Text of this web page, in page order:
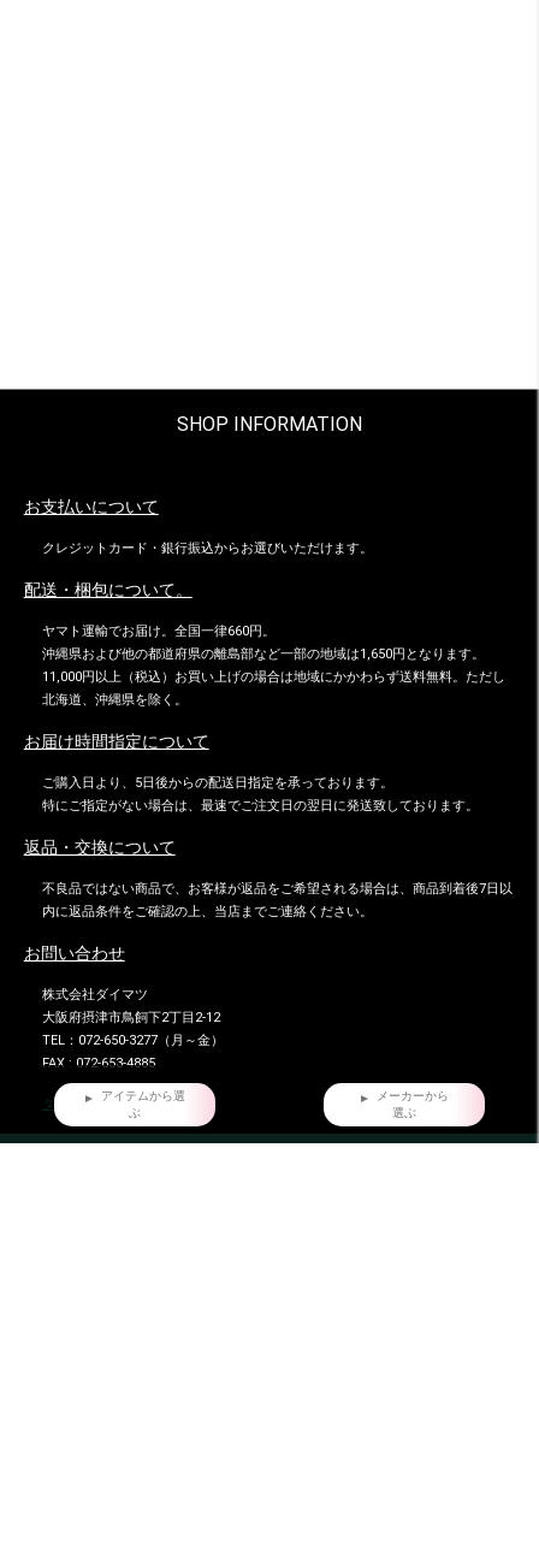
SHOP INFORMATION
お支払いについて
クレジットカード・銀行振込からお選びいただけます。
配送・梱包について。
ヤマト運輸でお届け。全国一律660円。
沖縄県および他の都道府県の離島部など一部の地域は1,650円となります。
11,000円以上（税込）お買い上げの場合は地域にかかわらず送料無料。ただし
北海道、沖縄県を除く。
お届け時間指定について
ご購入日より、5日後からの配送日指定を承っております。
特にご指定がない場合は、最速でご注文日の翌日に発送致しております。
返品・交換について
不良品ではない商品で、お客様が返品をご希望される場合は、商品到着後7日以
内に返品条件をご確認の上、当店までご連絡ください。
お問い合わせ
株式会社ダイマツ
大阪府摂津市鳥飼下2丁目2-12
TEL：072-650-3277（月～金）
FAX : 072-653-4885
ダイマツ スタッフブログ
アイテムから選
ぶ
メーカーから
選ぶ